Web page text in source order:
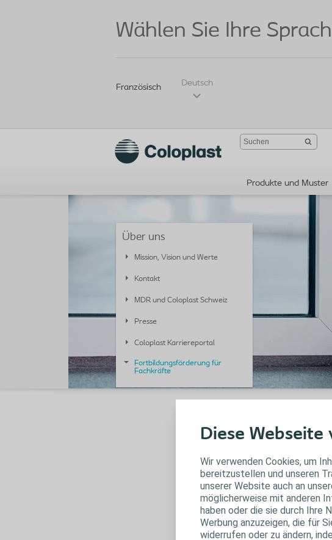
Diese
Wir verwenden Cookies, um
bereitzustellen und unseren
unserer Website auch an
möglicherweise mit anderen
haben oder die sie durch Ihre
Werbung anzuzeigen, die für
widerrufen oder zu ändern,
Wählen Sie Ihre
Französisch Deutsch
Produkte und Muster
Über uns
Mission, Vision und Werte
Kontakt
MDR und Coloplast Schweiz
Presse
Coloplast Karriereportal
Fortbildungsförderung für
Fachkräfte
Was ist
Um die
Fachkräften.